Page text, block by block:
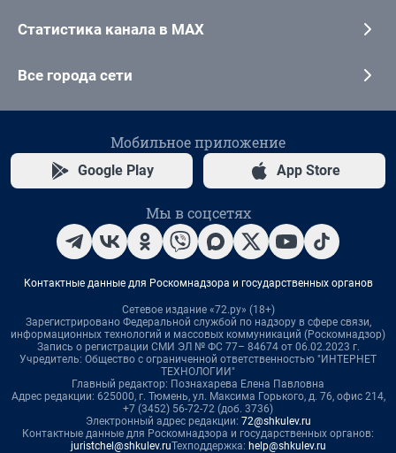
Статистика канала в MAX
Все города сети
Мобильное приложение
Google Play App Store
Мы в соцсетях
Контактные данные для Роскомнадзора и государственных органов
Сетевое издание «72.ру» (18+)
Зарегистрировано Федеральной службой по надзору в сфере связи,
информационных технологий и массовых коммуникаций (Роскомнадзор)
Запись о регистрации СМИ ЭЛ № ФС 77– 84674 от 06.02.2023 г.
Учредитель: Общество с ограниченной ответственностью "ИНТЕРНЕТ
ТЕХНОЛОГИИ"
Главный редактор: Познахарева Елена Павловна
Адрес редакции: 625000, г. Тюмень, ул. Максима Горького, д. 76, офис 214,
+7 (3452) 56-72-72 (доб. 3736)
Электронный адрес редакции: 72@shkulev.ru
Контактные данные для Роскомнадзора и государственных органов:
juristchel@shkulev.ruТехподдержка: help@shkulev.ru